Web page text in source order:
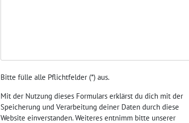
Bitte fülle alle Pflichtfelder (*) aus.
Mit der Nutzung dieses Formulars erklärst du dich mit der
Speicherung und Verarbeitung deiner Daten durch diese
Website einverstanden. Weiteres entnimm bitte unserer